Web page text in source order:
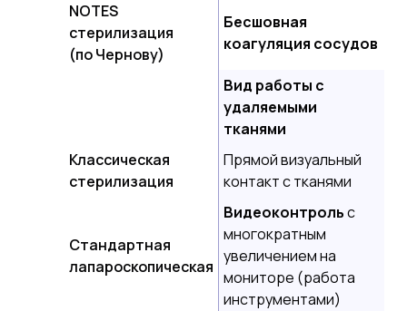
NOTES
стерилизация
(по Чернову)
Бесшовная
коагуляция сосудов
Вид работы с
удаляемыми
тканями
Классическая
стерилизация
Прямой визуальный
контакт с тканями
Стандартная
лапароскопическая
Видеоконтрольс
многократным
увеличением на
мониторе (работа
инструментами)